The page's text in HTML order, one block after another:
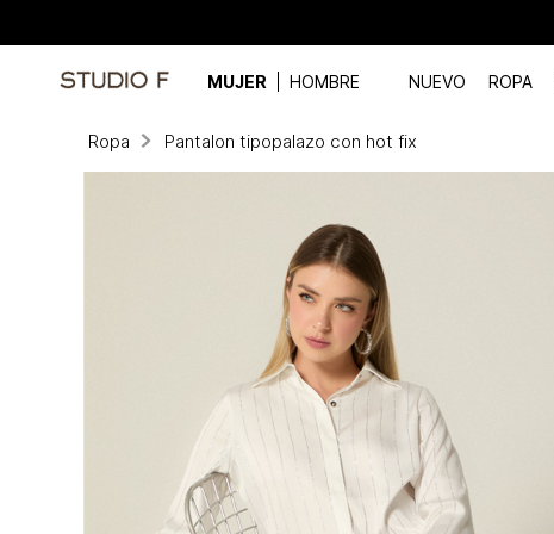
MUJER HOMBRE NUEVO ROPA
Ropa Pantalon tipopalazo con hot fix